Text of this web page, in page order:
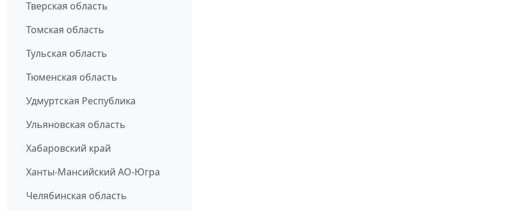
Тверская область
Томская область
Тульская область
Тюменская область
Удмуртская Республика
Ульяновская область
Хабаровский край
Ханты-Мансийский АО-Югра
Челябинская область